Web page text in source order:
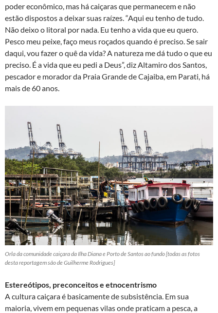
poder econômico, mas há caiçaras que permanecem e não
estão dispostos a deixar suas raízes. “Aqui eu tenho de tudo.
Não deixo o litoral por nada. Eu tenho a vida que eu quero.
Pesco meu peixe, faço meus roçados quando é preciso. Se sair
daqui, vou fazer o quê da vida? A natureza me dá tudo o que eu
preciso. É a vida que eu pedi a Deus”, diz Altamiro dos Santos,
pescador e morador da Praia Grande de Cajaiba, em Parati, há
mais de 60 anos.
Orla da comunidade caiçara da Ilha Diana e Porto de Santos ao fundo [todas as fotos
desta reportagem são de Guilherme Rodrigues]
Estereótipos, preconceitos e etnocentrismo
A cultura caiçara é basicamente de subsistência. Em sua
maioria, vivem em pequenas vilas onde praticam a pesca, a